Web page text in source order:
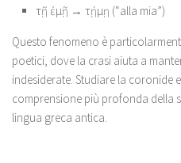
τῇ ἐμῇ → τῄμῃ (“alla mia”)
Questo fenomeno è
poetici, dove la crasi aiuta a
indesiderate. Studiare la coronide
comprensione più profonda della
lingua greca antica.